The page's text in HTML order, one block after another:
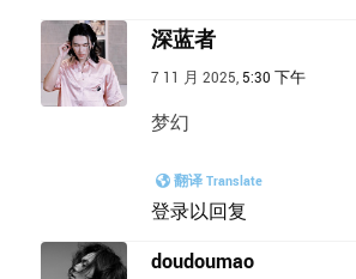
深蓝者
7 11 月 2025, 5:30 下午
梦幻
翻译 Translate
登录以回复
doudoumao